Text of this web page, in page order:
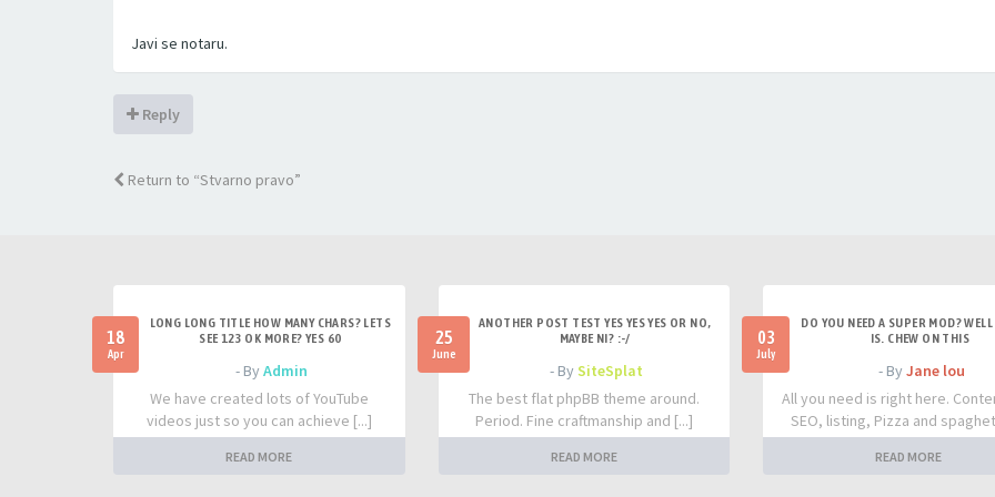
Javi se notaru.
Reply
Return to “Stvarno pravo”
18
Apr
LONG LONG TITLE HOW MANY CHARS? LETS
SEE 123 OK MORE? YES 60
- ByAdmin
We have created lots of YouTube
videos just so you can achieve [...]
READ MORE
25
June
ANOTHER POST TEST YES YES YES OR NO,
MAYBE NI? :-/
- BySiteSplat
The best flat phpBB theme around.
Period. Fine craftmanship and [...]
READ MORE
03
July
DO YOU NEED A SUPER MOD?
IS. CHEW ON THIS
- By Jane lou
All you need is right here.
SEO, listing, Pizza and
READ MORE